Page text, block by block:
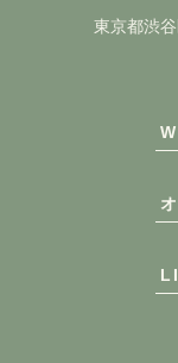
東京都渋